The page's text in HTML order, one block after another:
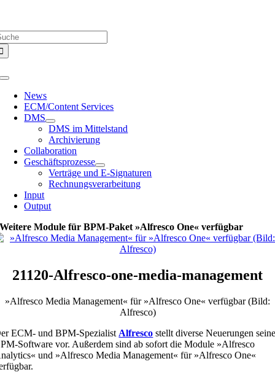
springen
Toggle
Navigation
News
ECM/Content Services
DMS
DMS im Mittelstand
Archivierung
Collaboration
Geschäftsprozesse
Verträge und E-Signaturen
Rechnungsverarbeitung
Input
Output
Weitere Module für BPM-Paket »Alfresco One« verfügbar
21120-Alfresco-one-media-management
»Alfresco Media Management« für »Alfresco One« verfügbar (Bild:
Alfresco)
ECM- und BPM-Spezialist Alfresco stellt diverse Neuerungen
Software vor. Außerdem sind ab sofort die Module »Alfresco
und »Alfresco Media Management« für »Alfresco One«